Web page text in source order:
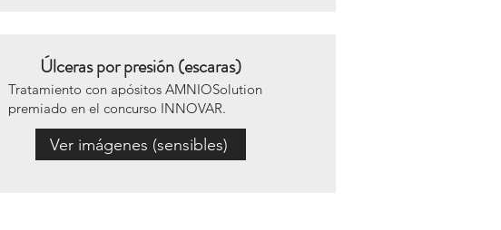
Úlceras por presión (escaras)
Tratamiento con apósitos AMNIOSolution
premiado en el concurso INNOVAR.
Ver imágenes (sensibles)